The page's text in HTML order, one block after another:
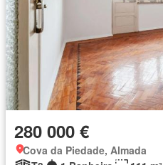
280 000 €
Cova da Piedade, Almada